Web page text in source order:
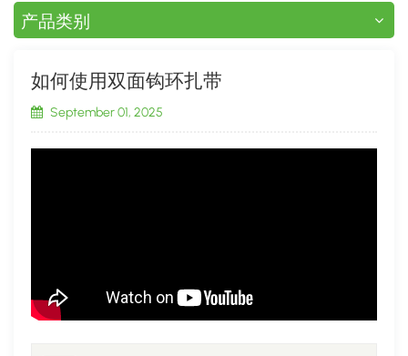
产品类别
如何使用双面钩环扎带
September 01, 2025